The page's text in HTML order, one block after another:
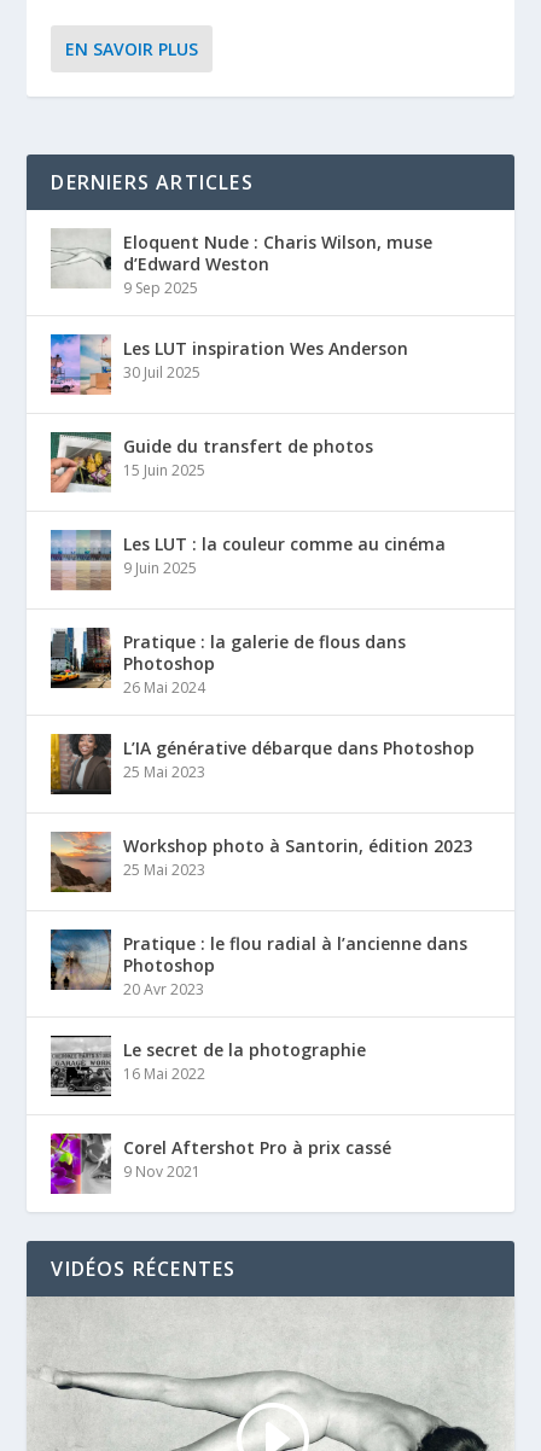
EN SAVOIR PLUS
DERNIERS ARTICLES
Eloquent Nude : Charis Wilson, muse
d’Edward Weston
9 Sep 2025
Les LUT inspiration Wes Anderson
30 Juil 2025
Guide du transfert de photos
15 Juin 2025
Les LUT : la couleur comme au cinéma
9 Juin 2025
Pratique : la galerie de flous dans
Photoshop
26 Mai 2024
L’IA générative débarque dans Photoshop
25 Mai 2023
Workshop photo à Santorin, édition 2023
25 Mai 2023
Pratique : le flou radial à l’ancienne dans
Photoshop
20 Avr 2023
Le secret de la photographie
16 Mai 2022
Corel Aftershot Pro à prix cassé
9 Nov 2021
VIDÉOS RÉCENTES